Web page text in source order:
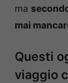
ma
mai
Questi
viaggio